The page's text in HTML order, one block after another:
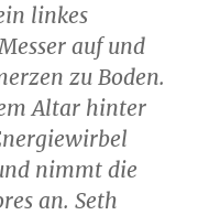
linkes
auf und
zu Boden.
Altar hinter
nimmt die
an. Seth